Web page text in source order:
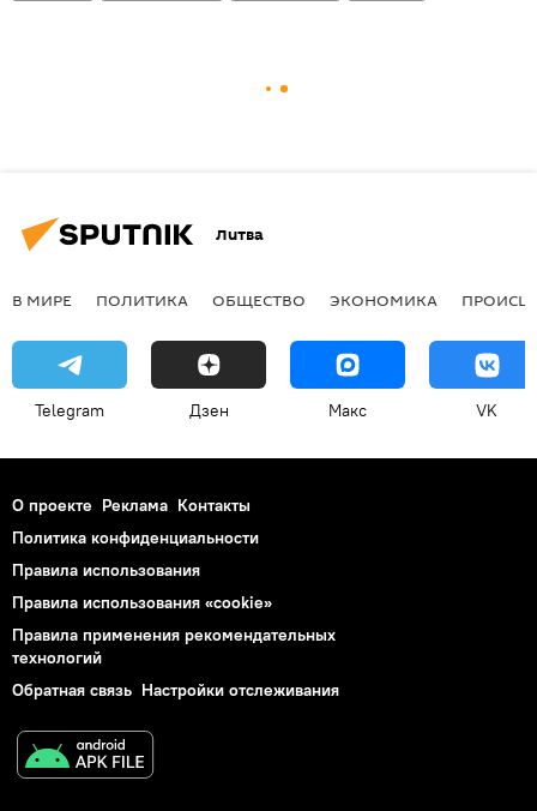
Литва
В МИРЕ ПОЛИТИКА ОБЩЕСТВО ЭКОНОМИКА
Telegram Дзен Макс VK
О проекте Реклама Контакты
Политика конфиденциальности
Правила использования
Правила использования «cookie»
Правила применения рекомендательных
технологий
Обратная связь Настройки отслеживания